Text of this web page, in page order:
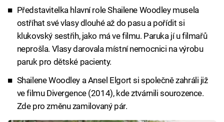
Představitelka hlavní role Shailene Woodley musela
ostříhat své vlasy dlouhé až do pasu a pořídit si
klukovský sestřih, jako má ve filmu. Paruka jí u filmařů
neprošla. Vlasy darovala místní nemocnici na výrobu
paruk pro dětské pacienty.
Shailene Woodley a Ansel Elgort si společně zahráli již
ve filmu Divergence (2014), kde ztvárnili sourozence.
Zde pro změnu zamilovaný pár.